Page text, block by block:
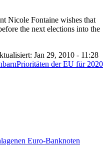
Nicole Fontaine wishes that
the next elections into the
Jan 29, 2010 - 11:28
Prioritäten der EU für 2020
Euro-Banknoten